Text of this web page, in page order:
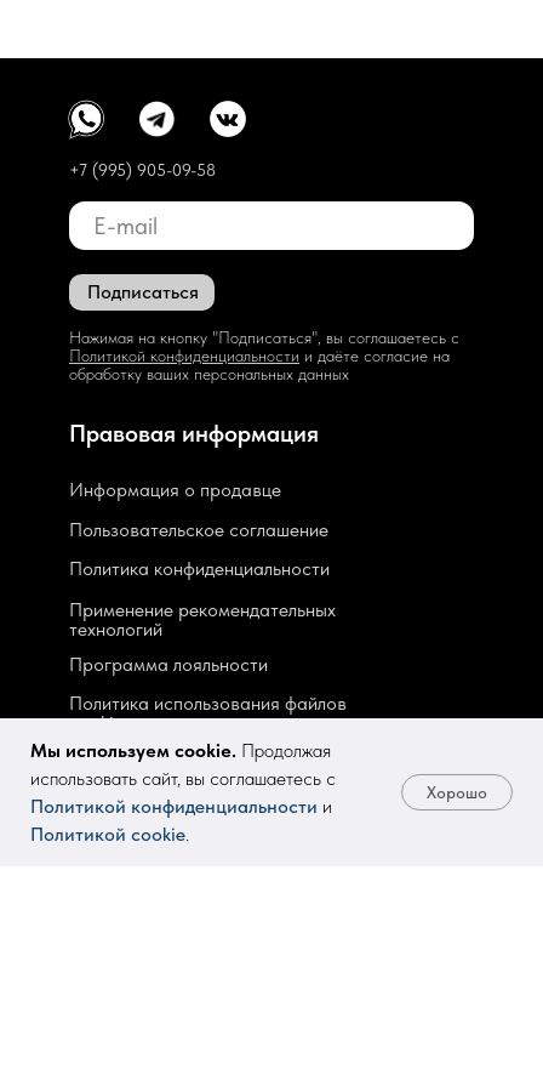
Мы используем cookie. Продолжая
использовать сайт, вы соглашаетесь с
Политикой конфиденциальности и
Политикой cookie.
Хорошо
Подписаться
Нажимая на кнопку "Подписаться", вы соглашаетесь с
Политикой конфиденциальности и даёте согласие на
обработку ваших персональных данных
Пользовательское соглашение
Политика конфиденциальности
Программа лояльности
Политика использования файлов
cookie
Применение рекомендательных
технологий
Информация о продавце
Telegram
Правовая информация
Другие площадки
+7 (995) 905-09-58